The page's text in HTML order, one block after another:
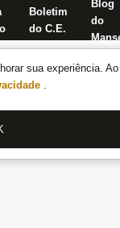
sua experiência.
.
Boletim
do C.E.
Blog
do